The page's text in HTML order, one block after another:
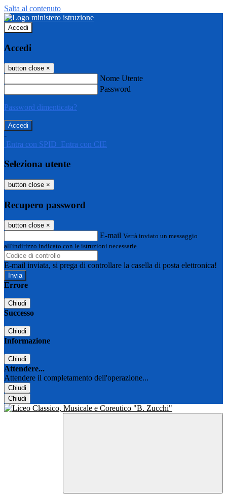
Salta al contenuto
Accedi
Accedi
button close ×
Nome Utente
Password
Password dimenticata?
-
Entra con SPID Entra con CIE
Seleziona utente
button close ×
Recupero password
button close ×
E-mail Verrà inviato un messaggio
all'indirizzo indicato con le istruzioni necessarie.
E-mail inviata, si prega di controllare la casella di posta elettronica!
Errore
Chiudi
Successo
Chiudi
Informazione
Chiudi
Attendere...
Attendere il completamento dell'operazione...
Chiudi
Chiudi